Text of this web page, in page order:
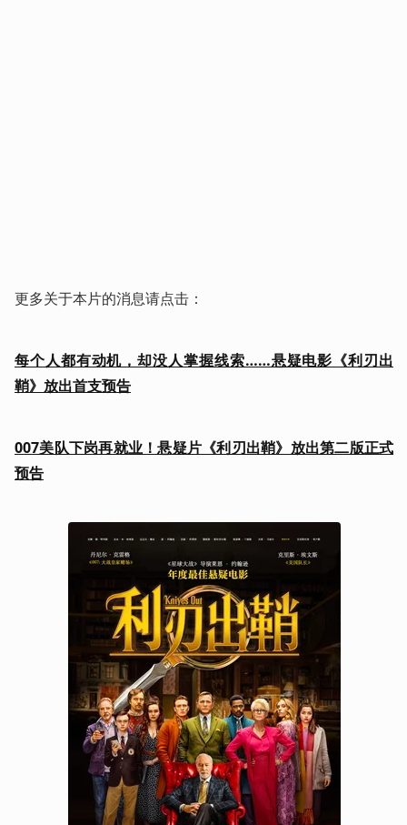
更多关于本片的消息请点击：
每个人都有动机，却没人掌握线索……悬疑电影《利刃出
鞘》放出首支预告
007美队下岗再就业！悬疑片《利刃出鞘》放出第二版正式
预告